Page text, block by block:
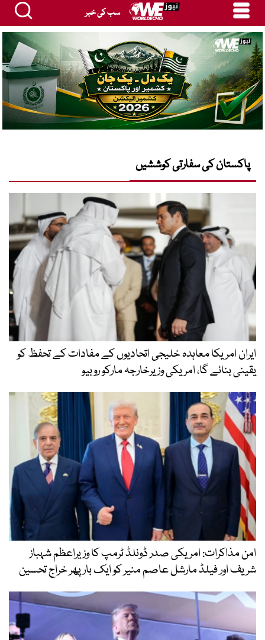
سب کی خبر
پاکستان کی سفارتی کوششیں
ایران امریکا معاہدہ خلیجی اتحادیوں کے مفادات کے تحفظ کو
یقینی بنائے گا، امریکی وزیرخارجہ مارکو روبیو
امن مذاکرات: امریکی صدر ڈونلڈ ٹرمپ کا وزیراعظم شہباز
شریف اور فیلڈ مارشل عاصم منیر کو ایک بار پھر خراج تحسین